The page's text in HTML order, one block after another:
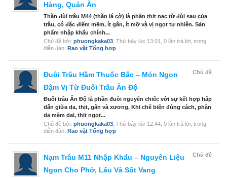
Hàng, Quán Ăn
Thăn đùi trâu M44 (thăn lá cờ) là phần thịt nạc từ đùi sau của
trâu, có đặc điểm mềm, ít gân, ít mỡ và vị ngọt tự nhiên. Sản
phẩm nhập khẩu chính...
Chủ đề bởi: phuongkaka03 Thứ bảy lúc 13:01
, 0 lần trả lời, trong
diễn đàn: Rao vặt Tổng hợp
Chủ đề
Đuôi Trâu Hầm Thuốc Bắc – Món Ngon
Đậm Vị Từ Đuôi Trâu Ấn Độ
Đuôi trâu Ấn Độ là phần đuôi nguyên chiếc với sự kết hợp hấp
dẫn giữa da, thịt, gân và xương. Khi chế biến đúng cách, phần
da mềm dai, thịt ngọt...
Chủ đề bởi: phuongkaka03 Thứ bảy lúc 12:44 , 0 lần trả lời, trong
diễn đàn: Rao vặt Tổng hợp
Chủ đề
Nạm Trâu M11 Nhập Khẩu – Nguyên Liệu
Ngon Cho Phở, Lẩu Và Sốt Vang